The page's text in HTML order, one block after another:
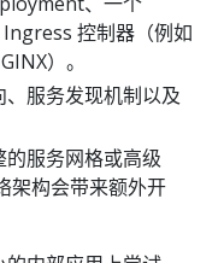
控制器（例如
）。
服务发现机制以及
服务网格或高级
架构会带来额外开